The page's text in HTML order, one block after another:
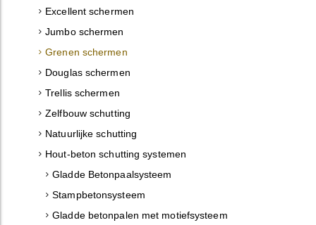
Excellent schermen
Jumbo schermen
Grenen schermen
Douglas schermen
Trellis schermen
Zelfbouw schutting
Natuurlijke schutting
Hout-beton schutting systemen
Gladde Betonpaalsysteem
Stampbetonsysteem
Gladde betonpalen met motiefsysteem